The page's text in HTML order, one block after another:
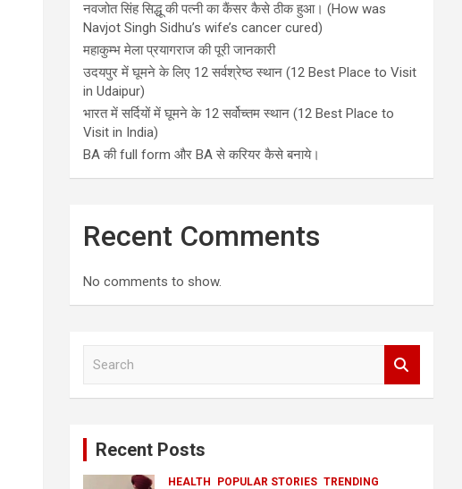
नवजोत सिंह सिद्धू की पत्नी का कैंसर कैसे ठीक हुआ। (How was
Navjot Singh Sidhu’s wife’s cancer cured)
महाकुम्भ मेला प्रयागराज की पूरी जानकारी
उदयपुर में घूमने के लिए 12 सर्वश्रेष्ठ स्थान (12 Best Place to Visit
in Udaipur)
भारत में सर्दियों में घूमने के 12 सर्वोच्तम स्थान (12 Best Place to
Visit in India)
BA की full form और BA से करियर कैसे बनाये।
Recent Comments
No comments to show.
Recent Posts
HEALTH POPULAR STORIES TRENDING